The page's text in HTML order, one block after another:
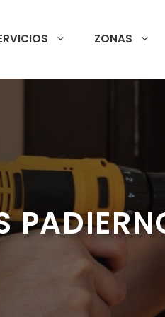
ZONAS